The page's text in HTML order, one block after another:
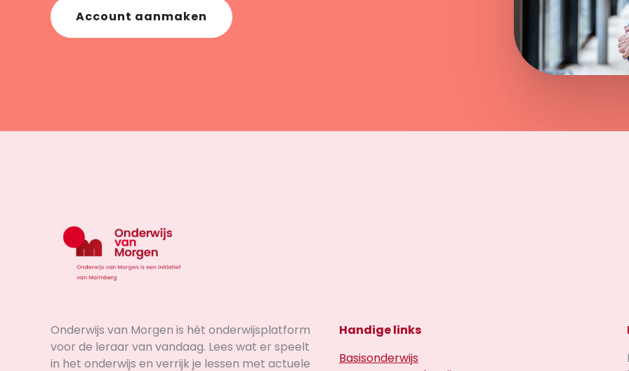
Account aanmaken
Onderwijs van Morgen is hét onderwijsplatform
voor de leraar van vandaag. Lees wat er speelt
in het onderwijs en verrijk je lessen met actuele
Handige links
Basisonderwijs